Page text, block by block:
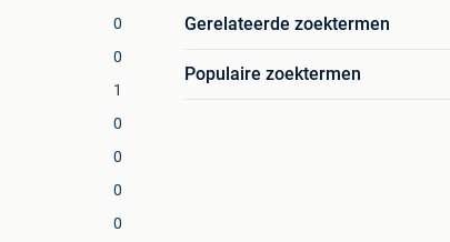
0
0
1
0
0
0
0
Gerelateerde zoektermen
Populaire zoektermen